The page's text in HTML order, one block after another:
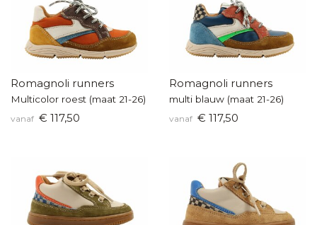
Romagnoli runners
Multicolor roest (maat 21-26)
vanaf € 117,50
Romagnoli runners
multi blauw (maat 21-26)
vanaf € 117,50